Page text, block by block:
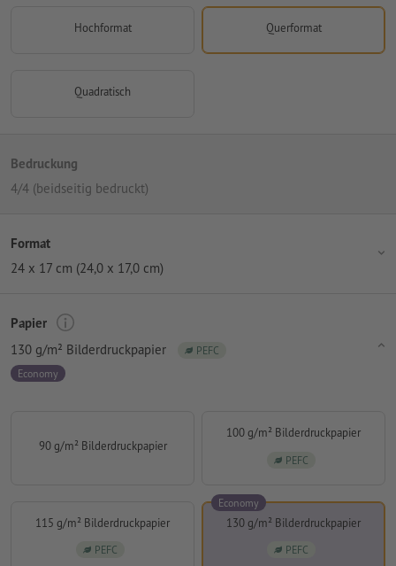
Hochformat Querformat
Quadratisch
Bedruckung
4/4 (beidseitig bedruckt)
Format
24 x 17 cm (24,0 x 17,0 cm)
Papier
130 g/m² Bilderdruckpapier
PEFC
Economy
90 g/m² Bilderdruckpapier
100 g/m² Bilderdruckpapier
PEFC
115 g/m² Bilderdruckpapier
PEFC
130 g/m² Bilderdruckpapier
PEFC
Economy